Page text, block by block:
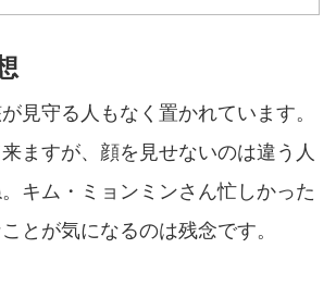
見守る人もなく置かれています。
ますが、顔を見せないのは違う人
キム・ミョンミンさん忙しかった
とが気になるのは残念です。